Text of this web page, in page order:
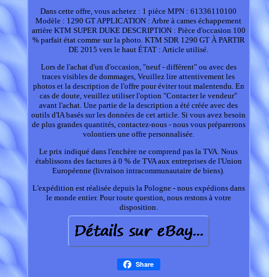
Dans cette offre, vous achetez : 1 pièce MPN : 61336110100
Modèle : 1290 GT APPLICATION : Arbre à cames échappement
arrière KTM SUPER DUKE DESCRIPTION : Pièce d'occasion 100
% parfait état comme sur la photo. KTM SDR 1290 GT À PARTIR
DE 2015 vers le haut ÉTAT : Article utilisé.
Lors de l'achat d'un d'occasion, "neuf - différent" ou avec des
traces visibles de dommages, Veuillez lire attentivement les
photos et la description de l'offre pour éviter tout malentendu. En
cas de doute, veuillez utiliser l'option "Contacter le vendeur"
avant l'achat. Une partie de la description a été créée avec des
outils d'IA basés sur les données de cet article. Si vous avez besoin
de plus grandes quantités, contactez-nous - nous vous préparerons
volontiers une offre personnalisée.
Le prix indiqué dans l'enchère ne comprend pas la TVA. Nous
établissons des factures à 0 % de TVA aux entreprises de l'Union
Européenne (livraison intracommunautaire de biens).
L'expédition est réalisée depuis la Pologne - nous expédions dans
le monde entier. Pour toute question, nous restons à votre
disposition.
Share